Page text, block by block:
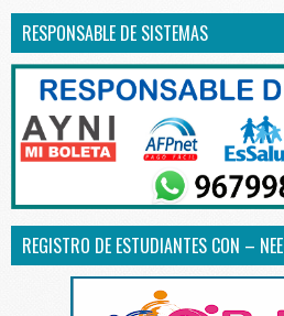
RESPONSABLE DE SISTEMAS
REGISTRO DE ESTUDIANTES CON – NEE